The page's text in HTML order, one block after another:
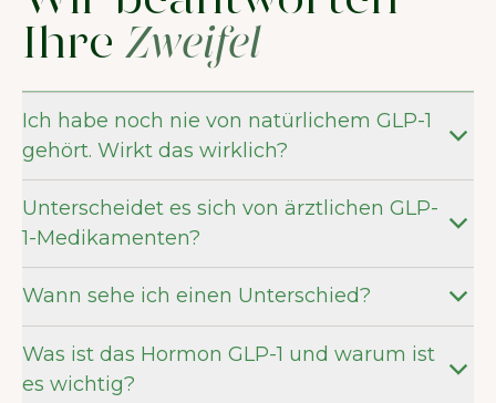
IhreZweifel
Ich habe noch nie von natürlichem GLP-1
gehört. Wirkt das wirklich?
Unterscheidet es sich von ärztlichen GLP-
1-Medikamenten?
Wann sehe ich einen Unterschied?
Was ist das Hormon GLP-1 und warum ist
es wichtig?